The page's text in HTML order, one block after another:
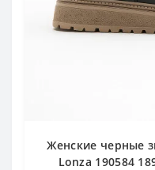
Женские черные
Lonza 190584